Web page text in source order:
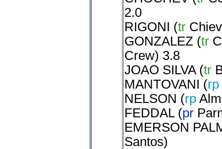
2.0
RIGONI (tr
GONZALEZ (tr
Crew) 3.8
JOAO SILVA(tr
MANTOVANI (rp
NELSON (rp
FEDDAL(pr
EMERSON
Santos)